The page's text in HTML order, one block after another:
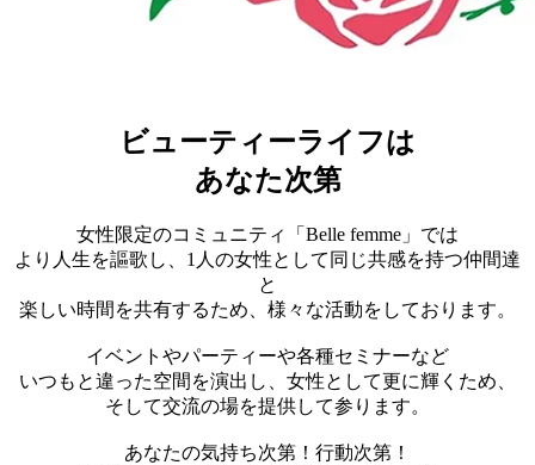
ビューティーライフは
あなた次第
女性限定のコミュニティ「Belle femme」では
より人生を謳歌し、1人の女性として同じ共感を持つ仲間達
と
楽しい時間を共有するため、様々な活動をしております。
イベントやパーティーや各種セミナーなど
いつもと違った空間を演出し、女性として更に輝くため、
そして交流の場を提供して参ります。
あなたの気持ち次第！行動次第！